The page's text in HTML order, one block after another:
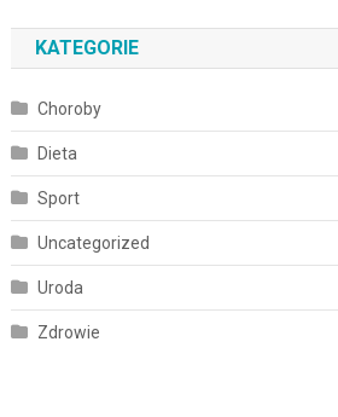
KATEGORIE
Choroby
Dieta
Sport
Uncategorized
Uroda
Zdrowie